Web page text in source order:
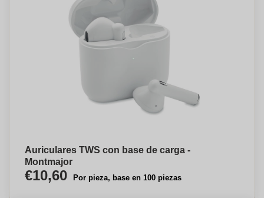
Auriculares TWS con base de carga -
Montmajor
€10,60 Por pieza, base en 100 piezas